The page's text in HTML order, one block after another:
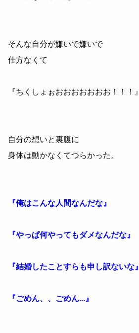
そんな自分が嫌いで嫌いで
仕方なくて
『ちくしょぉおおおおおおお！！！』
自分の想いと裏腹に
身体は動かなくてつらかった。
『俺はこんな人間なんだな』
『やっぱ何やってもダメなんだな』
『結婚したことすらも申し訳ないな』
『ごめん、、ごめん...』